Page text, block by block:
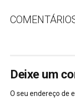
Deixe um
O seu endereço de